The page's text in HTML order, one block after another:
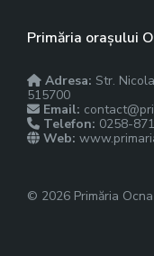
Primăria orașului
Adresa: Str.
515700
Email:
Telefon: 0258-
Web:
© 2026 Primăria